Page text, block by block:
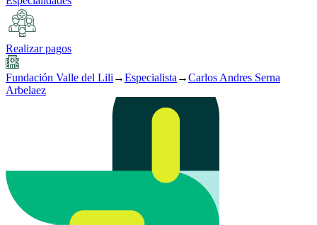
Realizar pagos
Fundación Valle del Lili →Especialista →Carlos Andres Serna
Arbelaez